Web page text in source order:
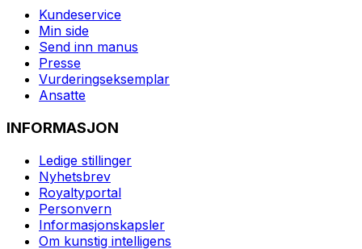
Kundeservice
Min side
Send inn manus
Presse
Vurderingseksemplar
Ansatte
INFORMASJON
Ledige stillinger
Nyhetsbrev
Royaltyportal
Personvern
Informasjonskapsler
Om kunstig intelligens